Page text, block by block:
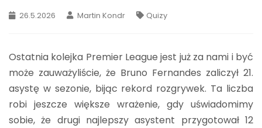
26.5.2026 Martin Kondr Quizy
Ostatnia kolejka Premier League jest już za nami i być
może zauważyliście, że Bruno Fernandes zaliczył 21.
asystę w sezonie, bijąc rekord rozgrywek. Ta liczba
robi jeszcze większe wrażenie, gdy uświadomimy
sobie, że drugi najlepszy asystent przygotował 12